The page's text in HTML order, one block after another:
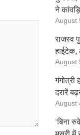
ने
August
राजस्व
हाईटेक,
August
गंगोत्री
दरारें
August
‘बिना